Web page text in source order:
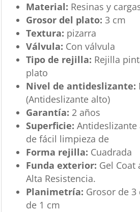
Material: Resinas y
Grosor del plato: 3 cm
Textura: pizarra
Válvula: Con válvula
Tipo de rejilla: Rejilla
plato
Nivel de antideslizante:
(Antideslizante alto)
Garantía: 2 años
Superficie:
de fácil limpieza de
Forma rejilla: Cuadrada
Funda exterior: Gel Coat
Alta Resistencia.
Planimetría: Grosor de
de 1 cm